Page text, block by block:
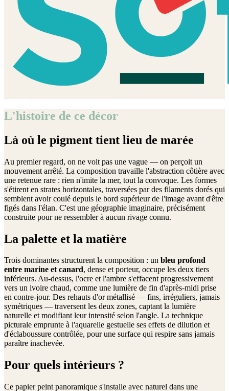
L'histoire de ce décor
Là où le pigment tient lieu de marée
Au premier regard, on ne voit pas une vague — on perçoit un
mouvement arrêté. La composition travaille l'abstraction côtière avec
une retenue rare : rien n'imite la mer, tout la convoque. Les formes
s'étirent en strates horizontales, traversées par des filaments dorés qui
semblent avoir coulé depuis le bord supérieur de l'image avant d'être
figés dans l'élan. C'est une géographie imaginaire, précisément
construite pour ne ressembler à aucun rivage connu.
La palette et la matière
Trois dominantes structurent la composition : un bleu profond
entre marine et canard, dense et porteur, occupe les deux tiers
inférieurs. Au-dessus, l'ocre et l'ambre s'effacent progressivement
vers un ivoire chaud, comme une lumière de fin d'après-midi prise
en contre-jour. Des rehauts d'or métallisé — fins, irréguliers, jamais
symétriques — traversent les deux zones, captant la lumière
naturelle et modifiant leur intensité selon l'angle. La technique
picturale emprunte à l'aquarelle gestuelle ses effets de dilution et
d'éclaboussure contrôlée, pour une surface qui respire sans jamais
paraître inachevée.
Pour quels intérieurs ?
Ce papier peint panoramique s'installe avec naturel dans une